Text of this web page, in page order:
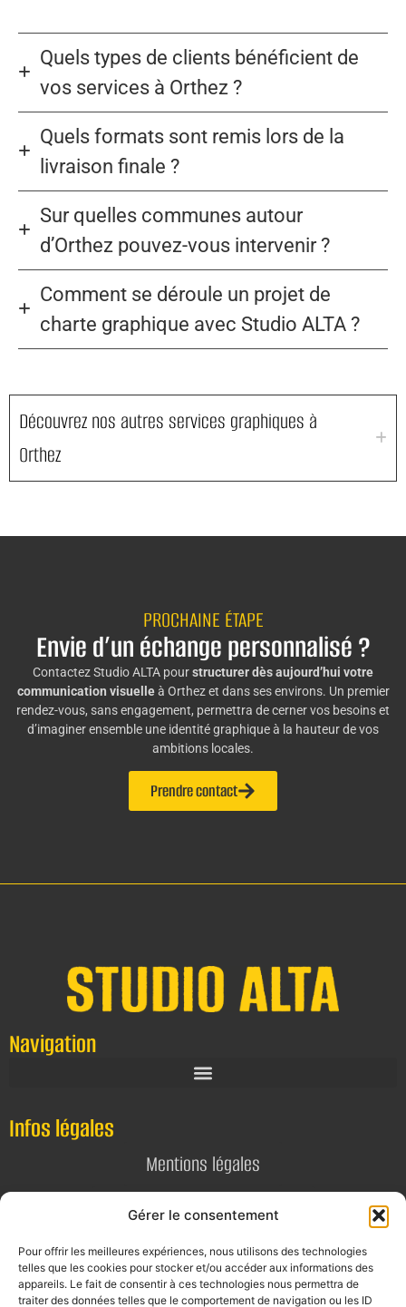
Gérer le consentement
Pour offrir les meilleures expériences, nous utilisons des technologies
telles que les cookies pour stocker et/ou accéder aux informations des
appareils. Le fait de consentir à ces technologies nous permettra de
traiter des données telles que le comportement de navigation ou les ID
Quels types de clients bénéficient de
vos services à Orthez ?
Quels formats sont remis lors de la
livraison finale ?
Sur quelles communes autour
d’Orthez pouvez-vous intervenir ?
Comment se déroule un projet de
charte graphique avec Studio ALTA ?
Découvrez nos autres services graphiques à
Orthez
PROCHAINE ÉTAPE
Envie d’un échange personnalisé ?
Contactez Studio ALTA pourstructurer dès aujourd’hui votre
communication visuelleà Orthez et dans ses environs. Un premier
rendez-vous, sans engagement, permettra de cerner vos besoins et
d’imaginer ensemble une identité graphique à la hauteur de vos
ambitions locales.
Prendre contact
Navigation
Infos légales
Mentions légales
Politique de confidentialité
Contact
E-mail